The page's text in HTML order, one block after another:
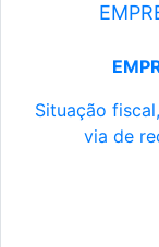
Situação
via de